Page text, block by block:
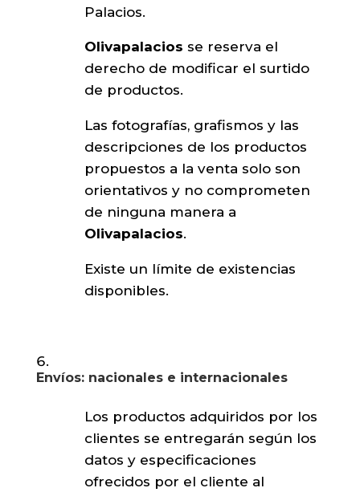
Palacios.
Olivapalacios se reserva el
derecho de modificar el surtido
de productos.
Las fotografías, grafismos y las
descripciones de los productos
propuestos a la venta solo son
orientativos y no comprometen
de ninguna manera a
Olivapalacios.
Existe un límite de existencias
disponibles.
Envíos: nacionales e internacionales
Los productos adquiridos por los
clientes se entregarán según los
datos y especificaciones
ofrecidos por el cliente al